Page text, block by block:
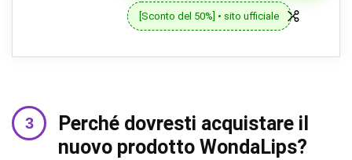
[Sconto del 50%] • sito ufficiale
Perché dovresti acquistare il
nuovo prodotto WondaLips?